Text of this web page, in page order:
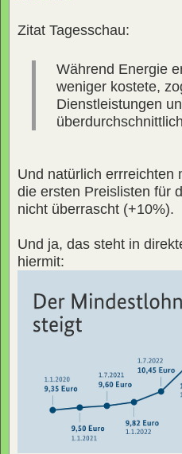
Zitat Tagesschau:
Während Energie
weniger kostete,
Dienstleistungen
Und natürlich errreichten
die ersten Preislisten für
nicht überrascht (+10%).
Und ja, das steht in
hiermit: